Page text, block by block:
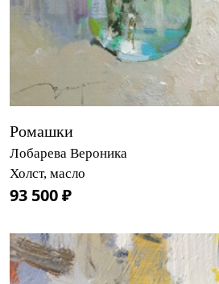
Ромашки
Лобарева Вероника
Холст, масло
93 500 ₽